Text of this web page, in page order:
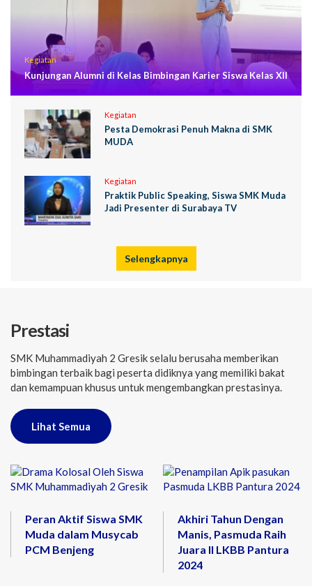
Kegiatan
Kunjungan Alumni di Kelas Bimbingan Karier Siswa Kelas XII
Kegiatan
Pesta Demokrasi Penuh Makna di SMK
MUDA
Kegiatan
Praktik Public Speaking, Siswa SMK Muda
Jadi Presenter di Surabaya TV
Selengkapnya
Prestasi
SMK Muhammadiyah 2 Gresik selalu berusaha memberikan
bimbingan terbaik bagi peserta didiknya yang memiliki bakat
dan kemampuan khusus untuk mengembangkan prestasinya.
Lihat Semua
Peran Aktif Siswa SMK
Muda dalam Musycab
PCM Benjeng
Akhiri Tahun Dengan
Manis, Pasmuda Raih
Juara II LKBB Pantura
2024